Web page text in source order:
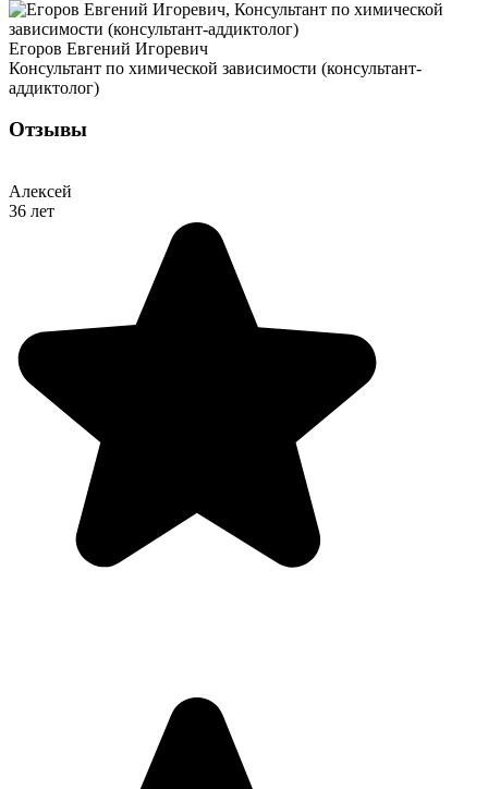
Егоров Евгений Игоревич
Консультант по химической зависимости (консультант-
аддиктолог)
Отзывы
Алексей
36 лет